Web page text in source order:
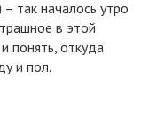
так началось утро
в этой
понять, откуда
и пол.